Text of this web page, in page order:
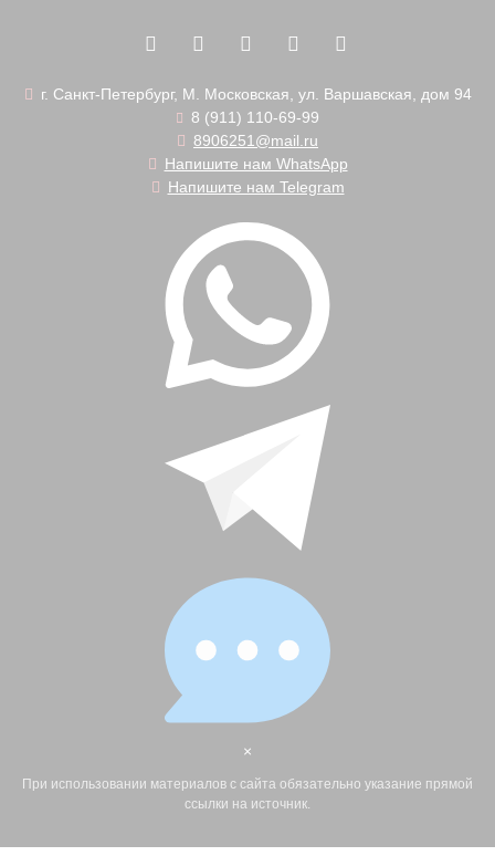
г. Санкт-Петербург, М. Московская, ул. Варшавская, дом 94
8 (911) 110-69-99
8906251@mail.ru
Напишите нам WhatsApp
Напишите нам Telegram
×
При использовании материалов с сайта обязательно указание прямой
ссылки на источник.